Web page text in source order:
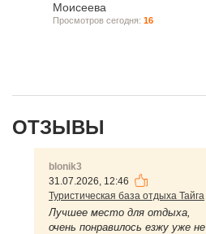
Моисеева
Просмотров сегодня: 16
ОТЗЫВЫ
blonik3
31.07.2026, 12:46
Туристическая база отдыха Тайга
Лучшее место для отдыха,
очень понравилось езжу уже не